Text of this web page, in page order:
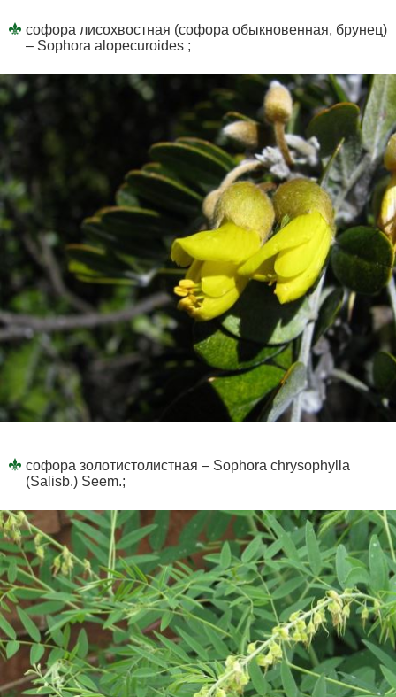
софора лисохвостная (софора обыкновенная, брунец)
– Sophora alopecuroides ;
софора золотистолистная – Sophora chrysophylla
(Salisb.) Seem.;